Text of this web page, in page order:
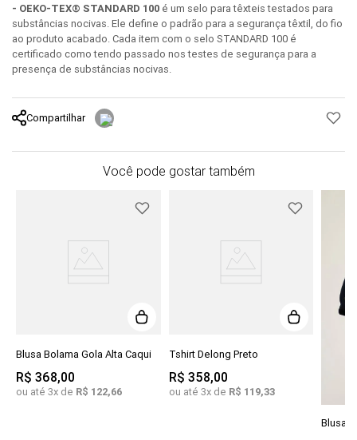
- OEKO-TEX® STANDARD 100 é um selo para têxteis testados para
substâncias nocivas. Ele define o padrão para a segurança têxtil, do fio
ao produto acabado. Cada item com o selo STANDARD 100 é
certificado como tendo passado nos testes de segurança para a
presença de substâncias nocivas.
Compartilhar
Você pode gostar também
Blusa Bolama Gola Alta Caqui
R$ 368,00
ou até 3x de R$ 122,66
Tshirt Delong Preto
R$ 358,00
ou até 3x de R$ 119,33
Blusa